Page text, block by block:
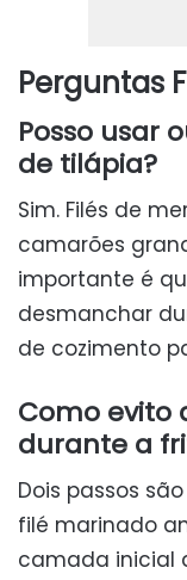
Perguntas
Posso usar
de tilápia?
Sim. Filés de
camarões
importante é
desmanchar
de cozimento
Como evito
durante a
Dois passos
filé marinado
camada inicial